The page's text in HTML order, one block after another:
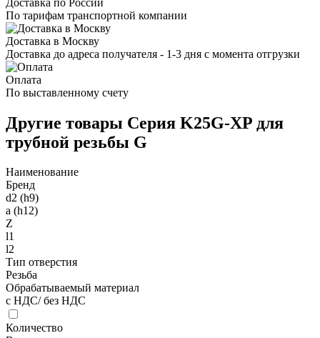
По тарифам транспортной компании
Доставка в Москву
Доставка до адреса получателя - 1-3 дня с момента отгрузки
Оплата
По выставленному счету
Другие товары Серия K25G-XP для
трубной резьбы G
Наименование
Бренд
d2 (h9)
a (h12)
Z
l1
l2
Тип отверстия
Резьба
Обрабатываемый материал
с НДС/ без НДС
Количество